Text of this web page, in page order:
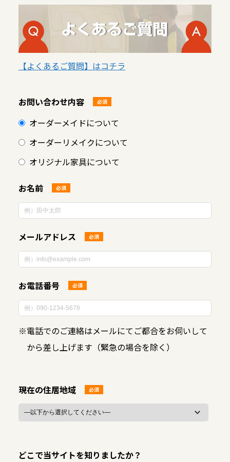
【よくあるご質問】はコチラ
お問い合わせ内容 必須
オーダーメイドについて
オーダーリメイクについて
オリジナル家具について
お名前 必須
メールアドレス 必須
お電話番号 必須
※電話でのご連絡はメールにてご都合をお伺いして
から差し上げます（緊急の場合を除く）
現在の住居地域 必須
どこで当サイトを知りましたか？